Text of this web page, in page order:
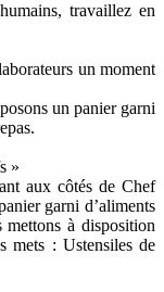
travaillez en
un moment
un panier garni
»
aux côtés de Chef
garni d’aliments
à disposition
mets : Ustensiles de